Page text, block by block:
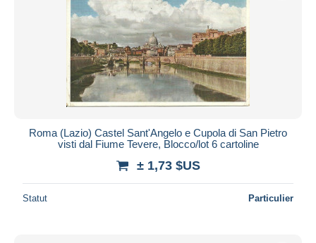
Roma (Lazio) Castel Sant'Angelo e Cupola di San Pietro
visti dal Fiume Tevere, Blocco/lot 6 cartoline
± 1,73 $US
Statut Particulier